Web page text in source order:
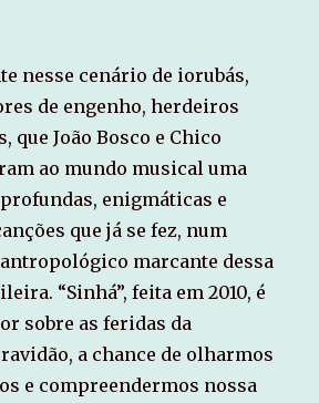
nesse cenário de iorubás,
de engenho, herdeiros
que João Bosco e Chico
ao mundo musical uma
enigmáticas e
que já se fez, num
marcante dessa
“Sinhá”, feita em 2010, é
sobre as feridas da
a chance de olharmos
e compreendermos nossa